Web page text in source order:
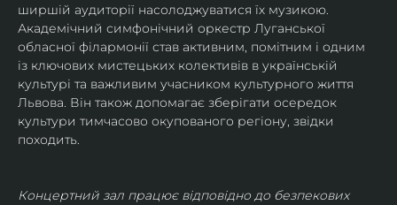
ширшій аудиторії насолоджуватися їх музикою​.
Академічний симфонічний оркестр Луганської
обласної філармонії став активним, помітним і одним
із ключових мистецьких колективів в українській
культурі та важливим учасником культурного життя
Львова. Він також допомагає зберігати осередок
культури тимчасово окупованого регіону, звідки
походить.
Концертний зал працює відповідно до безпекових